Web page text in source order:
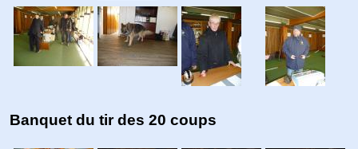
Banquet du tir des 20 coups